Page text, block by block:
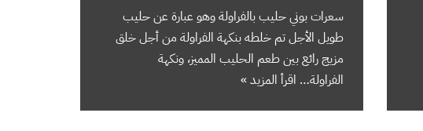
سعرات بوني حليب بالفراولة وهو عبارة عن حليب
طويل الأجل تم خلطه بنكهة الفراولة من أجل خلق
مزيج رائع بين طعم الحليب المميز، ونكهة
الفراولة… اقرأ المزيد »